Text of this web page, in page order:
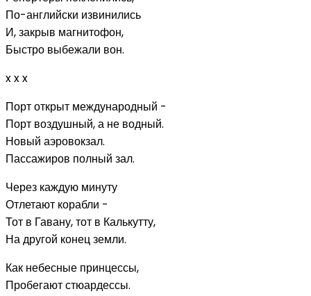
По-английски извинились
И, закрыв магнитофон,
Быстро выбежали вон.
x x x
Порт открыт международный -
Порт воздушный, а не водный.
Новый аэровокзал.
Пассажиров полный зал.
Через каждую минуту
Отлетают корабли -
Тот в Гавану, тот в Калькутту,
На другой конец земли.
Как небесные принцессы,
Пробегают стюардессы.